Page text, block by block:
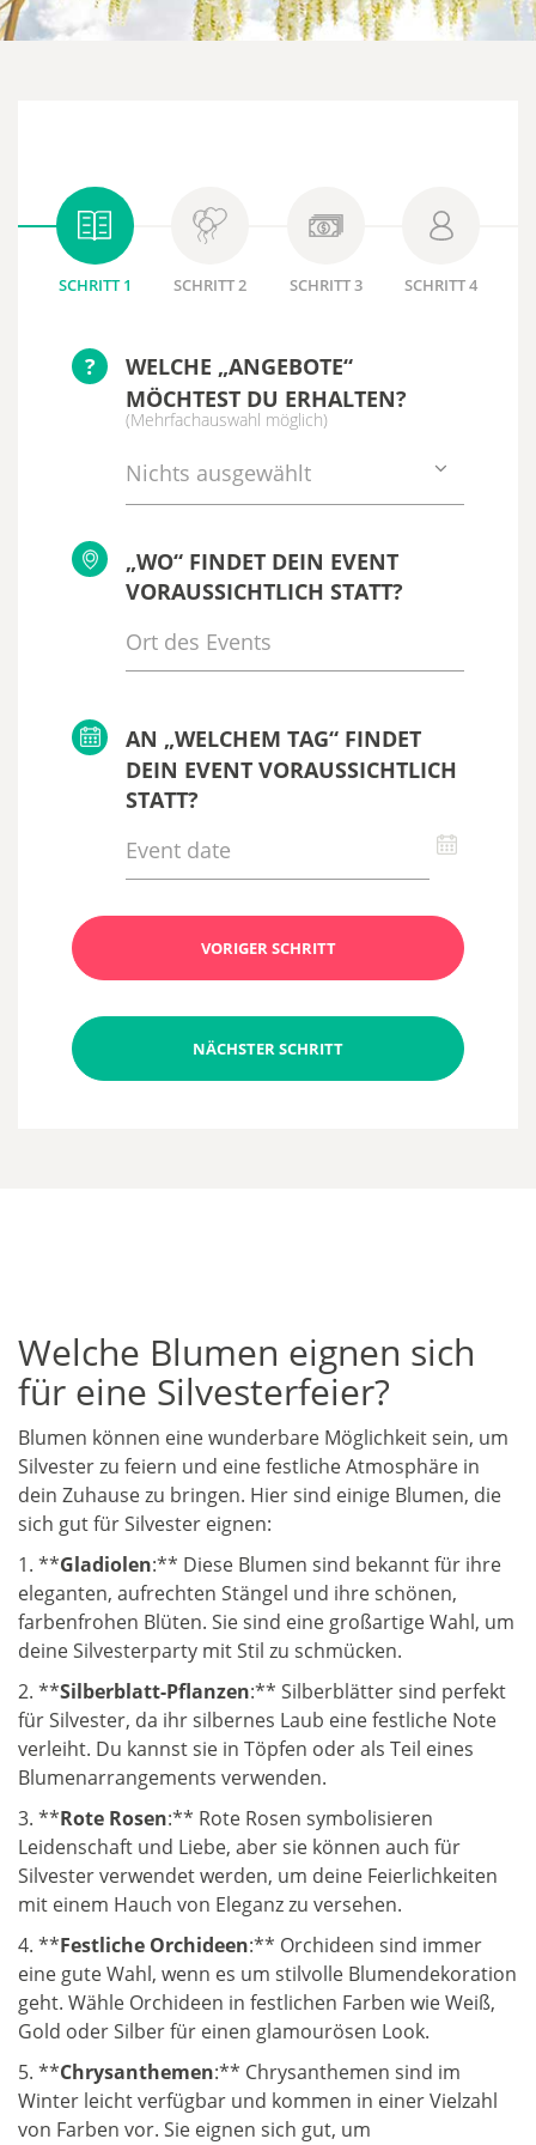
SCHRITT 1 SCHRITT 2 SCHRITT 3 SCHRITT 4
?
WELCHE „ANGEBOTE“
MÖCHTEST DU ERHALTEN?
(Mehrfachauswahl möglich)
Nichts ausgewählt
„WO“ FINDET DEIN EVENT
VORAUSSICHTLICH STATT?
AN „WELCHEM TAG“ FINDET
DEIN EVENT VORAUSSICHTLICH
STATT?
VORIGER SCHRITT
NÄCHSTER SCHRITT
Welche Blumen eignen sich
für eine Silvesterfeier?
Blumen können eine wunderbare Möglichkeit sein, um
Silvester zu feiern und eine festliche Atmosphäre in
dein Zuhause zu bringen. Hier sind einige Blumen, die
sich gut für Silvester eignen:
1. **Gladiolen:** Diese Blumen sind bekannt für ihre
eleganten, aufrechten Stängel und ihre schönen,
farbenfrohen Blüten. Sie sind eine großartige Wahl, um
deine Silvesterparty mit Stil zu schmücken.
2. **Silberblatt-Pflanzen:** Silberblätter sind perfekt
für Silvester, da ihr silbernes Laub eine festliche Note
verleiht. Du kannst sie in Töpfen oder als Teil eines
Blumenarrangements verwenden.
3. **Rote Rosen:** Rote Rosen symbolisieren
Leidenschaft und Liebe, aber sie können auch für
Silvester verwendet werden, um deine Feierlichkeiten
mit einem Hauch von Eleganz zu versehen.
4. **Festliche Orchideen:** Orchideen sind immer
eine gute Wahl, wenn es um stilvolle Blumendekoration
geht. Wähle Orchideen in festlichen Farben wie Weiß,
Gold oder Silber für einen glamourösen Look.
5. **Chrysanthemen:** Chrysanthemen sind im
Winter leicht verfügbar und kommen in einer Vielzahl
von Farben vor. Sie eignen sich gut, um